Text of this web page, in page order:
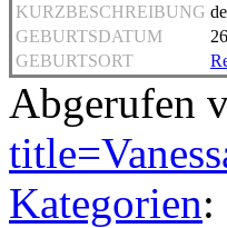
KURZBESCHREIBUNG
GEBURTSDATUM
GEBURTSORT
Abgerufen
Kategorien: